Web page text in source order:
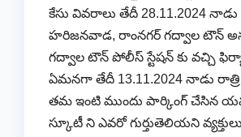
కేసు వివరాలు తేదీ 28.11.2024 నాడు
హరిజనవాడ, రాంనగర్ గద్వాల టౌన్
గద్వాల టౌన్ పోలీస్ స్టేషన్ కు వచ్చి
ఏమనగా తేదీ 13.11.2024 నాడు
తమ ఇంటి ముందు పార్కింగ్
స్కూటీ ని ఎవరో గుర్తుతెలియని వ్యక్తులు